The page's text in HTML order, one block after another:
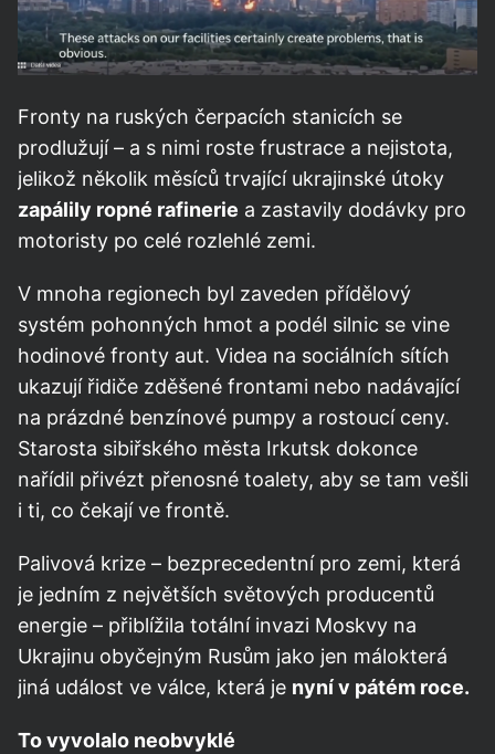
Fronty na ruských čerpacích stanicích se
prodlužují – a s nimi roste frustrace a nejistota,
jelikož několik měsíců trvající ukrajinské útoky
zapálily ropné rafinerie a zastavily dodávky pro
motoristy po celé rozlehlé zemi.
V mnoha regionech byl zaveden přídělový
systém pohonných hmot a podél silnic se vine
hodinové fronty aut. Videa na sociálních sítích
ukazují řidiče zděšené frontami nebo nadávající
na prázdné benzínové pumpy a rostoucí ceny.
Starosta sibiřského města Irkutsk dokonce
nařídil přivézt přenosné toalety, aby se tam vešli
i ti, co čekají ve frontě.
Palivová krize – bezprecedentní pro zemi, která
je jedním z největších světových producentů
energie – přiblížila totální invazi Moskvy na
Ukrajinu obyčejným Rusům jako jen málokterá
jiná událost ve válce, která je nyní v pátém roce.
To vyvolalo neobvyklé